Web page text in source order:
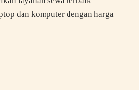
dan komputer dengan harga